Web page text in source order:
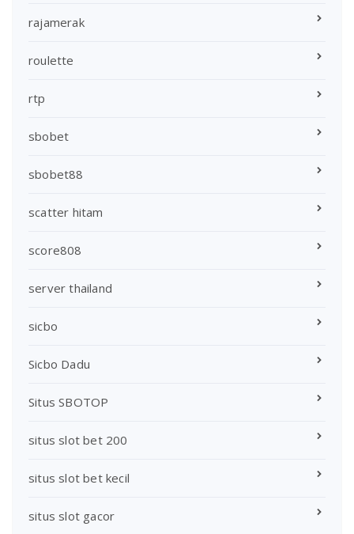
rajamerak
roulette
rtp
sbobet
sbobet88
scatter hitam
score808
server thailand
sicbo
Sicbo Dadu
Situs SBOTOP
situs slot bet 200
situs slot bet kecil
situs slot gacor